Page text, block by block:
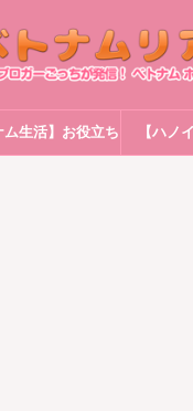
ム生活】お役立ち 【ハノ